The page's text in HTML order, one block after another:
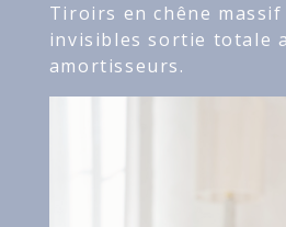
Tiroirs en chêne
invisibles sortie totale
amortisseurs.